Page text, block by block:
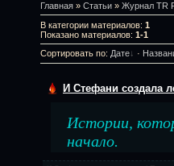
Главная » Статьи » Журнал TR
В категории материалов: 1
Показано материалов: 1-1
Сортировать по: Дате ·
И Стефани создала
Истории,
начало.